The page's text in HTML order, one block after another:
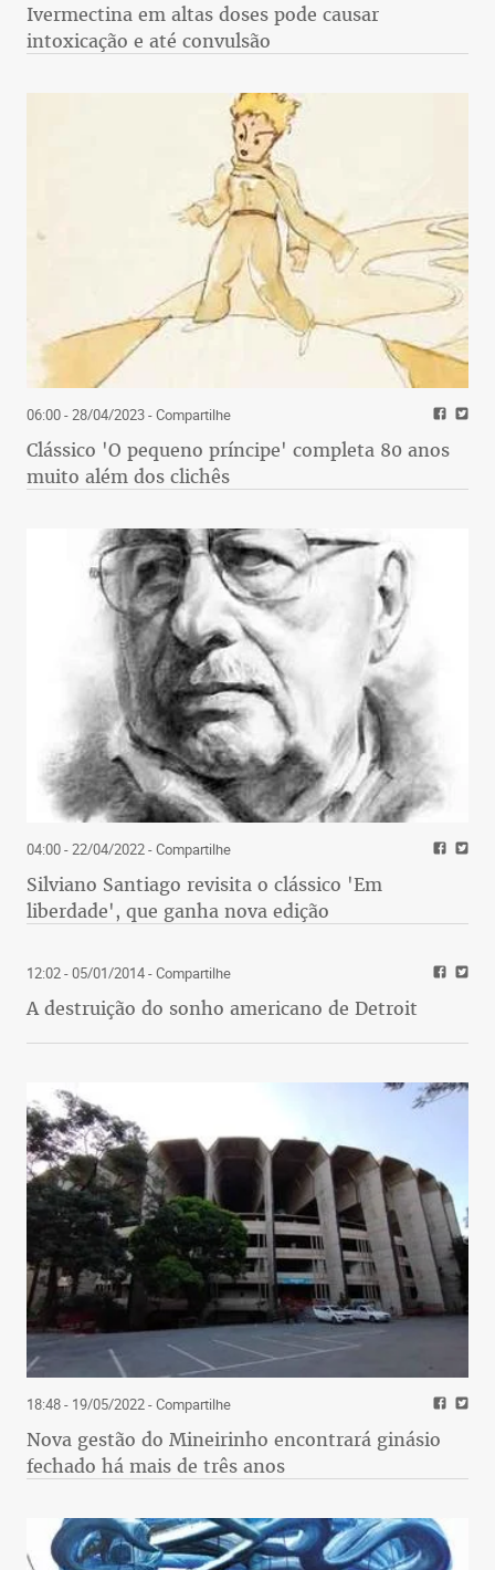
Ivermectina em altas doses pode causar
intoxicação e até convulsão
06:00 - 28/04/2023- Compartilhe
Clássico 'O pequeno príncipe' completa 80 anos
muito além dos clichês
04:00 - 22/04/2022- Compartilhe
Silviano Santiago revisita o clássico 'Em
liberdade', que ganha nova edição
12:02 - 05/01/2014- Compartilhe
A destruição do sonho americano de Detroit
18:48 - 19/05/2022- Compartilhe
Nova gestão do Mineirinho encontrará ginásio
fechado há mais de três anos